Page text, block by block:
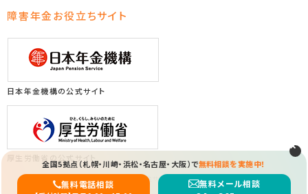
障害年金お役立ちサイト
日本年金機構の公式サイト
Copyright (C) 2026 ソレイユ障害年金サポートセンター All Rights Reserved.
全国5拠点（札幌・川崎・浜松・名古屋・大阪）で無料相談を実施中！
無料電話相談
無料メール相談